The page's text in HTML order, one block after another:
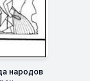
народов